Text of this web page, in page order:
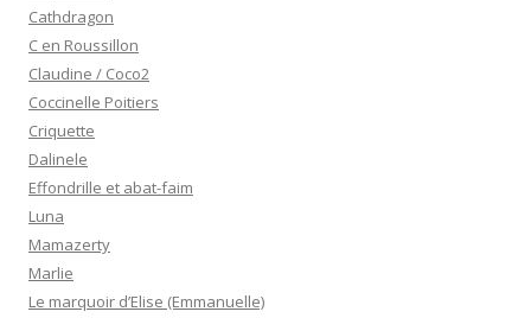
Cathdragon
C en Roussillon
Claudine / Coco2
Coccinelle Poitiers
Criquette
Dalinele
Effondrille et abat-faim
Luna
Mamazerty
Marlie
Le marquoir d’Elise (Emmanuelle)